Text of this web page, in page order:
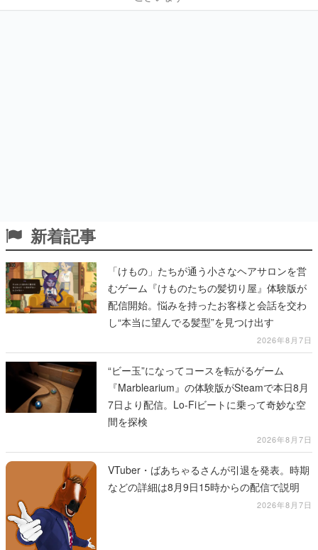
新着記事
「けもの」たちが通う小さなヘアサロンを営
むゲーム『けものたちの髪切り屋』体験版が
配信開始。悩みを持ったお客様と会話を交わ
し“本当に望んでる髪型”を見つけ出す
2026年8月7日
“ビー玉”になってコースを転がるゲーム
『Marblearium』の体験版がSteamで本日8月
7日より配信。Lo-Fiビートに乗って奇妙な空
間を探検
2026年8月7日
VTuber・ばあちゃるさんが引退を発表。時期
などの詳細は8月9日15時からの配信で説明
2026年8月7日